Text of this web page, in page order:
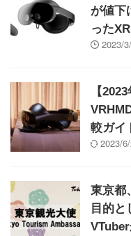
が値下
った
2023/
【
較ガイ
2023/
東京都
目的と